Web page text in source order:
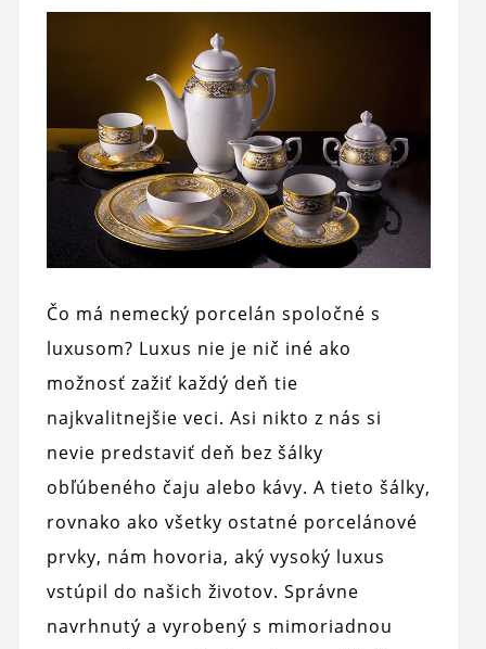
Čo má nemecký porcelán spoločné s
luxusom? Luxus nie je nič iné ako
možnosť zažiť každý deň tie
najkvalitnejšie veci. Asi nikto z nás si
nevie predstaviť deň bez šálky
obľúbeného čaju alebo kávy. A tieto šálky,
rovnako ako všetky ostatné porcelánové
prvky, nám hovoria, aký vysoký luxus
vstúpil do našich životov. Správne
navrhnutý a vyrobený s mimoriadnou